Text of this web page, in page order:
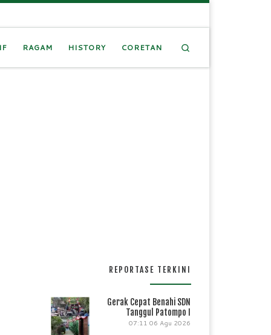
RAGAM HISTORY CORETAN
REPORTASE TERKINI
Gerak Cepat Benahi SDN
Tanggul Patompo I
07:11 06 Agu 2026